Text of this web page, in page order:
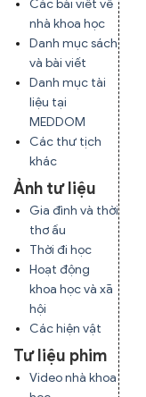
Các bài viết về
nhà khoa học
Danh mục sách
và bài viết
Danh mục tài
liệu tại
MEDDOM
Các thư tịch
khác
Ảnh tư liệu
Gia đình và thời
thơ ấu
Thời đi học
Hoạt động
khoa học và xã
hội
Các hiện vật
Tư liệu phim
Video nhà khoa